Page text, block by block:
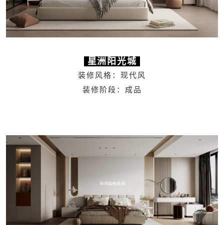
星洲阳光城
装修风格：现代风
装修阶段：成品